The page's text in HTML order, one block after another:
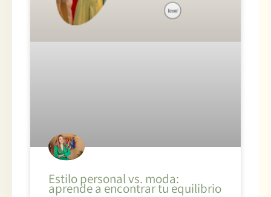
Estilo personal vs. moda:
aprende a encontrar tu equilibrio